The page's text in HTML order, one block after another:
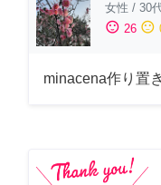
女性 / 30
sentiment_satisfied 26 sentiment_neutral
minacena作り置